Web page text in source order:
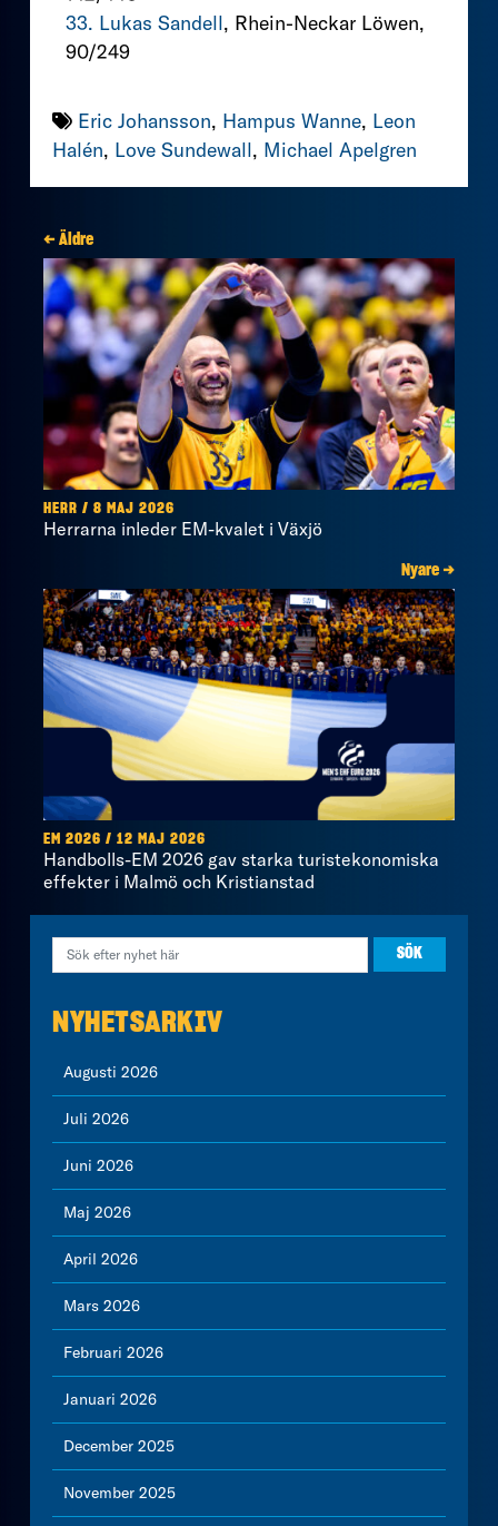
33. Lukas Sandell, Rhein-Neckar Löwen,
90/249
Eric Johansson, Hampus Wanne, Leon
Halén, Love Sundewall, Michael Apelgren
← Äldre
HERR / 8 MAJ 2026
Herrarna inleder EM-kvalet i Växjö
Nyare →
EM 2026 / 12 MAJ 2026
Handbolls-EM 2026 gav starka turistekonomiska
effekter i Malmö och Kristianstad
NYHETSARKIV
Augusti 2026
Juli 2026
Juni 2026
Maj 2026
April 2026
Mars 2026
Februari 2026
Januari 2026
December 2025
November 2025